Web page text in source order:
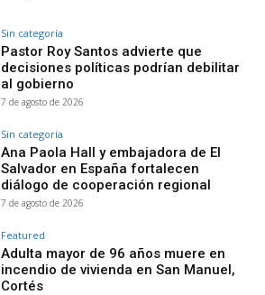
Sin categoría
Pastor Roy Santos advierte que
decisiones políticas podrían debilitar
al gobierno
7 de agosto de 2026
Sin categoría
Ana Paola Hall y embajadora de El
Salvador en España fortalecen
diálogo de cooperación regional
7 de agosto de 2026
Featured
Adulta mayor de 96 años muere en
incendio de vivienda en San Manuel,
Cortés